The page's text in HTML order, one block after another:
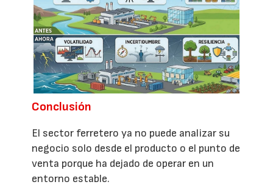
Conclusión
El sector ferretero ya no puede analizar su
negocio solo desde el producto o el punto de
venta porque ha dejado de operar en un
entorno estable.